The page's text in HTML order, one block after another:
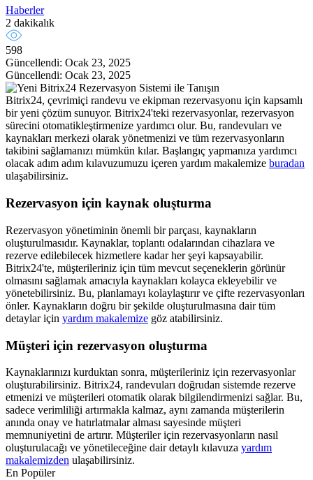
Haberler
2 dakikalık
598
Güncellendi: Ocak 23, 2025
Güncellendi: Ocak 23, 2025
Bitrix24, çevrimiçi randevu ve ekipman rezervasyonu için kapsamlı
bir yeni çözüm sunuyor. Bitrix24'teki rezervasyonlar, rezervasyon
sürecini otomatikleştirmenize yardımcı olur. Bu, randevuları ve
kaynakları merkezi olarak yönetmenizi ve tüm rezervasyonların
takibini sağlamanızı mümkün kılar. Başlangıç yapmanıza yardımcı
olacak adım adım kılavuzumuzu içeren yardım makalemize buradan
ulaşabilirsiniz.
Rezervasyon için kaynak oluşturma
Rezervasyon yönetiminin önemli bir parçası, kaynakların
oluşturulmasıdır. Kaynaklar, toplantı odalarından cihazlara ve
rezerve edilebilecek hizmetlere kadar her şeyi kapsayabilir.
Bitrix24'te, müşterileriniz için tüm mevcut seçeneklerin görünür
olmasını sağlamak amacıyla kaynakları kolayca ekleyebilir ve
yönetebilirsiniz. Bu, planlamayı kolaylaştırır ve çifte rezervasyonları
önler. Kaynakların doğru bir şekilde oluşturulmasına dair tüm
detaylar için yardım makalemize göz atabilirsiniz.
Müşteri için rezervasyon oluşturma
Kaynaklarınızı kurduktan sonra, müşterileriniz için rezervasyonlar
oluşturabilirsiniz. Bitrix24, randevuları doğrudan sistemde rezerve
etmenizi ve müşterileri otomatik olarak bilgilendirmenizi sağlar. Bu,
sadece verimliliği artırmakla kalmaz, aynı zamanda müşterilerin
anında onay ve hatırlatmalar alması sayesinde müşteri
memnuniyetini de artırır. Müşteriler için rezervasyonların nasıl
oluşturulacağı ve yönetileceğine dair detaylı kılavuza yardım
makalemizden ulaşabilirsiniz.
En Popüler